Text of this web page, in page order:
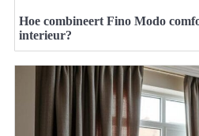
Hoe combineert Fino Modo
interieur?